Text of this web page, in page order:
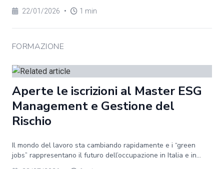
22/01/2026 • 1 min
FORMAZIONE
Aperte le iscrizioni al Master ESG
Management e Gestione del
Rischio
Il mondo del lavoro sta cambiando rapidamente e i “green
jobs” rappresentano il futuro dell’occupazione in Italia e in...